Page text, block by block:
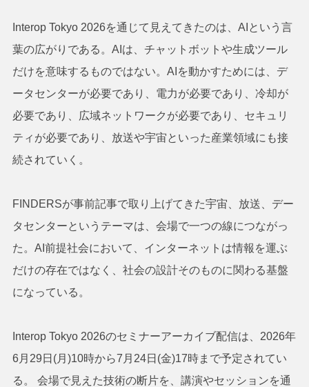
Interop Tokyo 2026を通じて見えてきたのは、AIという言
葉の広がりである。AIは、チャットボットや生成ツール
だけを意味するものではない。AIを動かすためには、デ
ータセンターが必要であり、電力が必要であり、冷却が
必要であり、広域ネットワークが必要であり、セキュリ
ティが必要であり、放送や宇宙といった産業領域にも接
続されていく。
FINDERSが事前記事で取り上げてきた宇宙、放送、デー
タセンターというテーマは、会場で一つの線につながっ
た。AI前提社会において、インターネットは情報を運ぶ
だけの存在ではなく、社会の設計そのものに関わる基盤
になっている。
Interop Tokyo 2026のセミナーアーカイブ配信は、2026年
6月29日(月)10時から7月24日(金)17時まで予定されてい
る。 会場で見えた技術の断片を、講演やセッションを通